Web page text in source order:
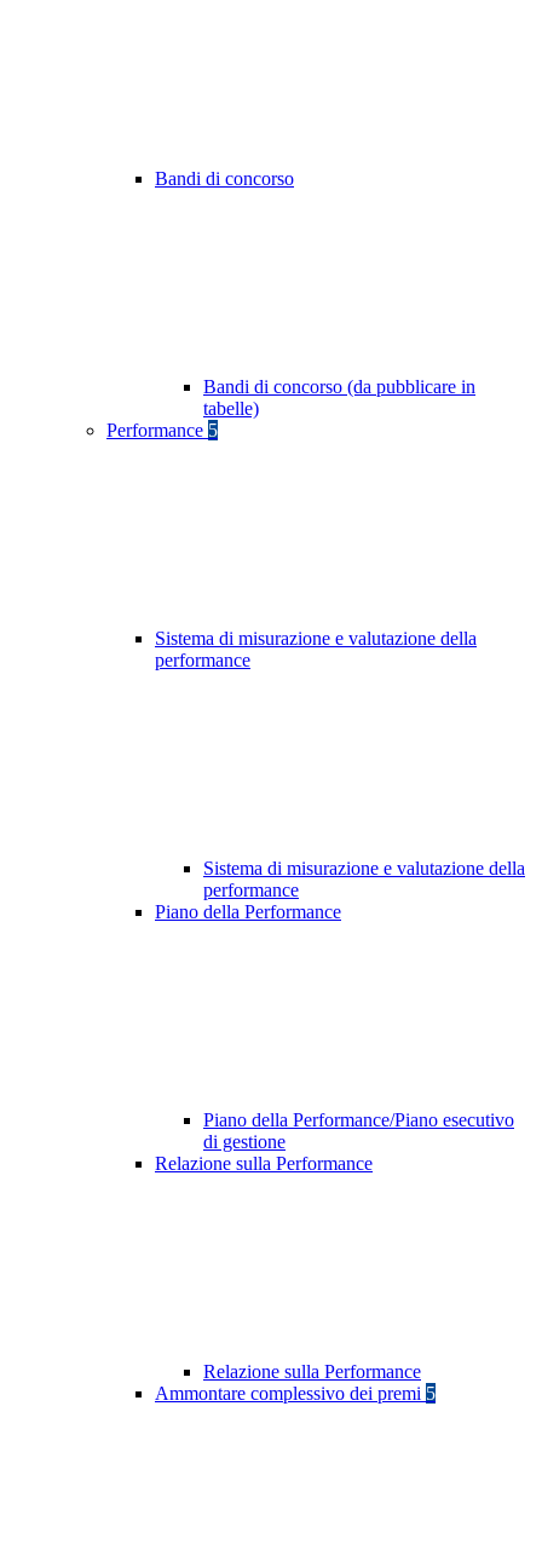
Bandi di concorso
Bandi di concorso (da pubblicare in
tabelle)
Performance 5
Sistema di misurazione e valutazione della
performance
Sistema di misurazione e valutazione della
performance
Piano della Performance
Piano della Performance/Piano esecutivo
di gestione
Relazione sulla Performance
Relazione sulla Performance
Ammontare complessivo dei premi 5